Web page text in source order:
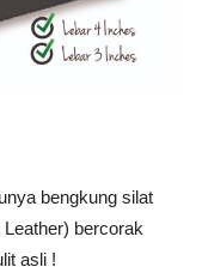
bengkung silat
bercorak
asli !